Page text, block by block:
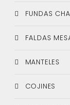
FUNDAS
FALDAS
MANTELES
COJINES